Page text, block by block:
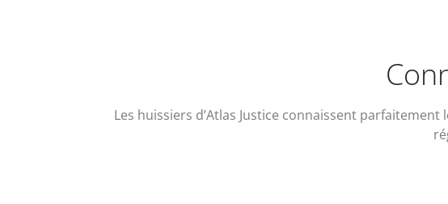
Les huissiers d’Atlas Justice connaissent